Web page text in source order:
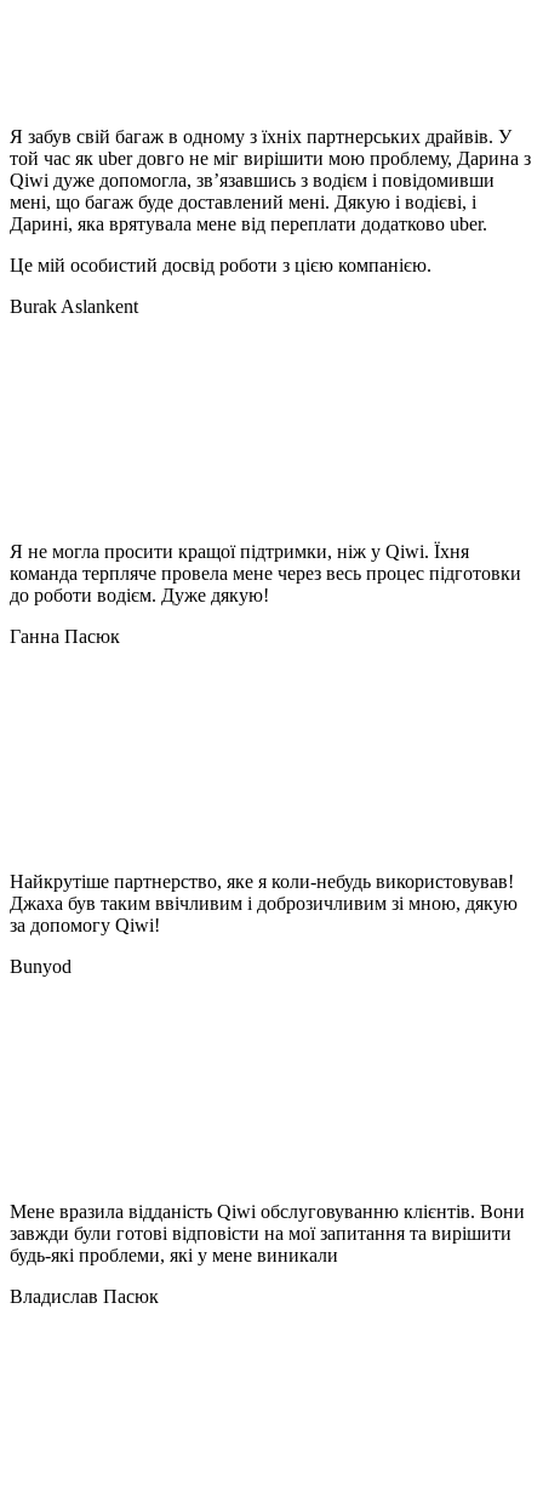
Я забув свій багаж в одному з їхніх партнерських драйвів. У
той час як uber довго не міг вирішити мою проблему, Дарина з
Qiwi дуже допомогла, зв’язавшись з водієм і повідомивши
мені, що багаж буде доставлений мені. Дякую і водієві, і
Дарині, яка врятувала мене від переплати додатково uber.
Це мій особистий досвід роботи з цією компанією.
Burak Aslankent
Я не могла просити кращої підтримки, ніж у Qiwi. Їхня
команда терпляче провела мене через весь процес підготовки
до роботи водієм. Дуже дякую!
Ганна Пасюк
Найкрутіше партнерство, яке я коли-небудь використовував!
Джаха був таким ввічливим і доброзичливим зі мною, дякую
за допомогу Qiwi!
Bunyod
Мене вразила відданість Qiwi обслуговуванню клієнтів. Вони
завжди були готові відповісти на мої запитання та вирішити
будь-які проблеми, які у мене виникали
Владислав Пасюк